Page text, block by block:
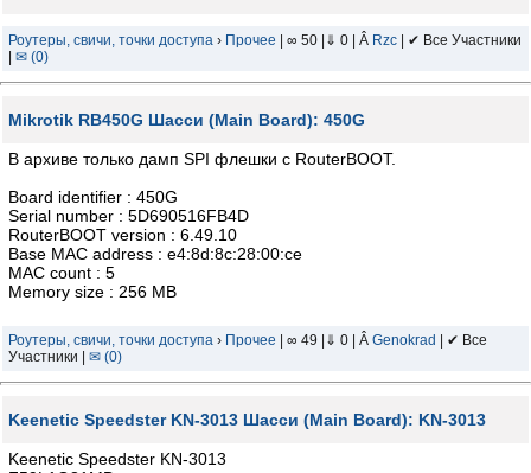
Роутеры, свичи, точки доступа › Прочее | ∞ 50 |⇓ 0 | Â Rzc | ✔ Все Участники
✉ (0)
Mikrotik RB450G Шасси (Main Board): 450G
В архиве только дамп SPI флешки с RouterBOOT.
Board identifier : 450G
Serial number : 5D690516FB4D
RouterBOOT version : 6.49.10
Base MAC address : e4:8d:8c:28:00:ce
MAC count : 5
Memory size : 256 MB
Роутеры, свичи, точки доступа › Прочее | ∞ 49 |⇓ 0 | Â Genokrad
| ✔ Все
Участники | ✉ (0)
Keenetic Speedster KN-3013 Шасси (Main Board): KN-3013
Keenetic Speedster KN-3013